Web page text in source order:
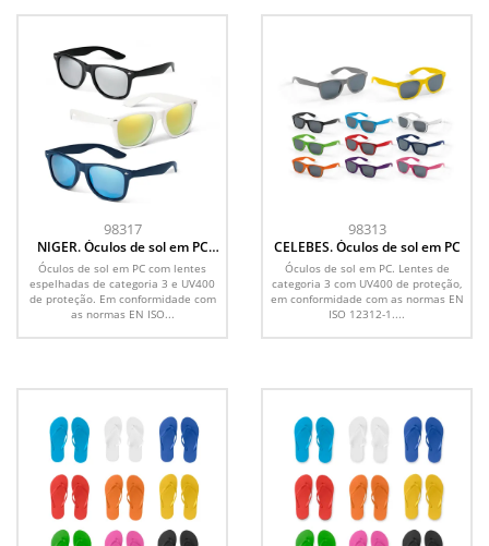
98317
NIGER. Óculos de sol em PC
com lentes espelhadas
Óculos de sol em PC com lentes
espelhadas de categoria 3 e UV400
de proteção. Em conformidade com
as normas EN ISO...
98313
CELEBES. Óculos de sol em PC
Óculos de sol em PC. Lentes de
categoria 3 com UV400 de proteção,
em conformidade com as normas EN
ISO 12312-1....